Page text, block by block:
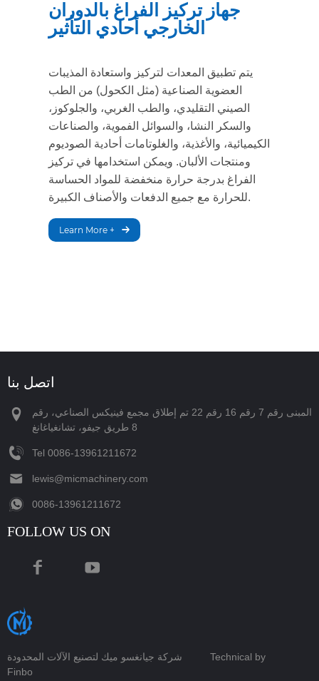
جهاز تركيز الفراغ بالدوران
الخارجي أحادي التأثير
يتم تطبيق المعدات لتركيز واستعادة المذيبات
العضوية الصناعية (مثل الكحول) من الطب
الصيني التقليدي، والطب الغربي، والجلوكوز،
والسكر النشا، والسوائل الفموية، والصناعات
الكيميائية، والأغذية، والغلوتامات أحادية الصوديوم
ومنتجات الألبان. ويمكن استخدامها في تركيز
الفراغ بدرجة حرارة منخفضة للمواد الحساسة
للحرارة مع جميع الدفعات والأصناف الكبيرة.
Learn More +
اتصل بنا
المبنى رقم 7 رقم 16 رقم 22 تم إطلاق مجمع فينيكس الصناعي، رقم
8 طريق جيفو، تشانغياغانغ
Tel ‪0086-13961211672‬
lewis@micmachinery.com
‪0086-13961211672‬
FOLLOW US ON
شركة جيانغسو ميك لتصنيع الآلات المحدودة
Technical by
Finbo